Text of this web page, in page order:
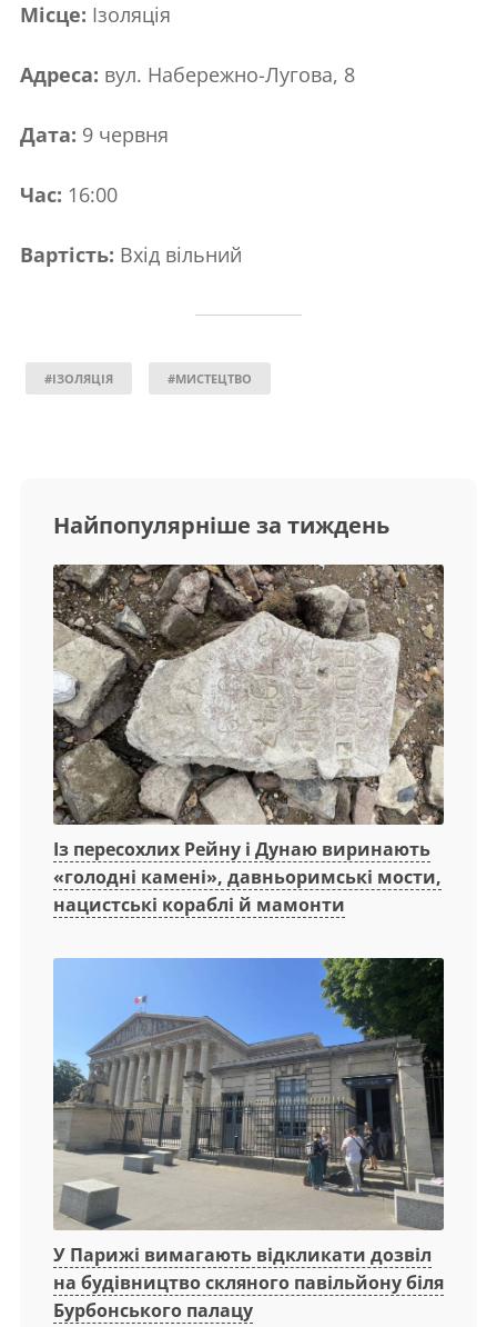
Місце: Ізоляція
Адреса: вул. Набережно-Лугова, 8
Дата: 9 червня
Час: 16:00
Вартість: Вхід вільний
#ІЗОЛЯЦІЯ #МИСТЕЦТВО
Найпопулярніше за тиждень
Із пересохлих Рейну і Дунаю виринають
«голодні камені», давньоримські мости,
нацистські кораблі й мамонти
У Парижі вимагають відкликати дозвіл
на будівництво скляного павільйону біля
Бурбонського палацу